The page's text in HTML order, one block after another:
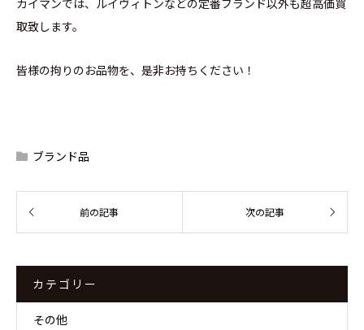
カイマンでは、ルイヴィトンなどの定番ブランド以外も超高価買
取致します。
皆様の拘りのお品物を、是非お持ちください！
ブランド品
カテゴリー
その他